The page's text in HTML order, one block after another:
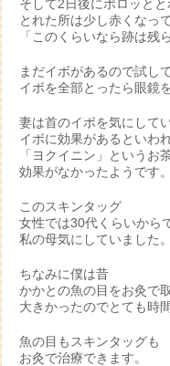
そして2日後にポロッとと
とれた所は少し赤くなっ
「このくらいなら跡は残
まだイボがあるので試し
イボを全部とったら眼鏡
妻は首のイボを気にして
イボに効果があるといわ
「ヨクイニン」というお
効果がなかったようです。
このスキンタッグ
女性では30代くらいから
私の母気にしていました。
ちなみに僕は昔
かかとの魚の目をお灸で
大きかったのでとても時
魚の目もスキンタッグも
お灸で治療できます。